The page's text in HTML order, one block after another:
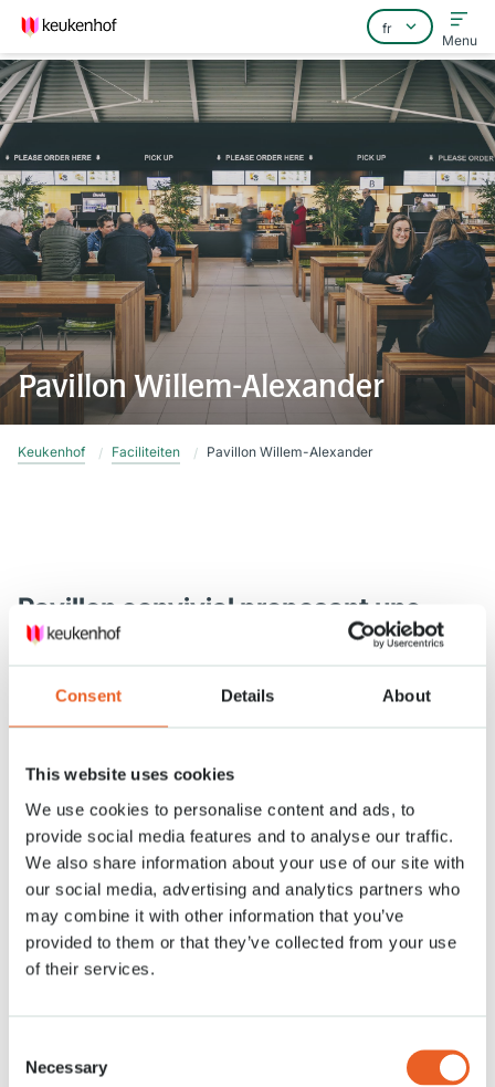
Consent Details About
This website uses cookies
We use cookies to personalise content and ads, to
provide social media features and to analyse our traffic.
We also share information about your use of our site with
our social media, advertising and analytics partners who
may combine it with other information that you’ve
provided to them or that they’ve collected from your use
of their services.
Selection
Necessary
Home
Foire aux questions
Contact
Menu
Pavillon Willem-Alexander
Keukenhof Faciliteiten Pavillon Willem-Alexander
Pavillon convivial proposant une
large variété de plats issus des
cuisines internationales
croissants frais ou un sandwich
rustique à l’omelette au fromage.
Pour le déjeuner, choisissez un
bowl de poulet épicé, des salades,
un bowl de bœuf oriental, des
sandwichs ou un burrito végane.
Nous proposons un large
assortiment de plats
internationaux. Pour les plus petits,
un menu enfant est disponible
un soufflé au fromage. Faites une
ou poursuivez votre promenade
avec une pâtisserie à emporter.